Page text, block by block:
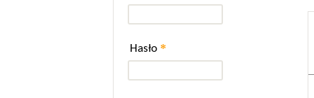
Hasło *